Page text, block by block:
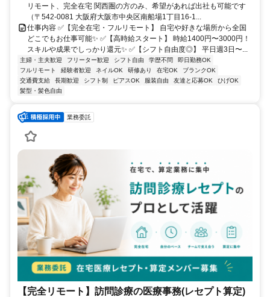
リモート、完全在宅 関西圏の方のみ、希望があれば出社も可能です
（〒542-0081 大阪府大阪市中央区南船場1丁目16-1...
仕事内容 ✅【完全在宅・フルリモート】 自宅や好きな場所から全国
どこでもお仕事可能✨ ✅【高時給スタート】 時給1400円〜3000円！
スキルや成果でしっかり還元✨ ✅【シフト自由度◎】 平日週3日〜...
主婦・主夫歓迎 フリーター歓迎 シフト自由 学歴不問
即日勤務OK
フルリモート
経験者歓迎 ネイルOK 研修あり 在宅OK
ブランクOK
交通費支給
長期歓迎 シフト制 ピアスOK 服装自由 友達と応募OK
ひげOK
髪型・髪色自由
業務委託
【完全リモート】訪問診療の医療事務(レセプト算定)